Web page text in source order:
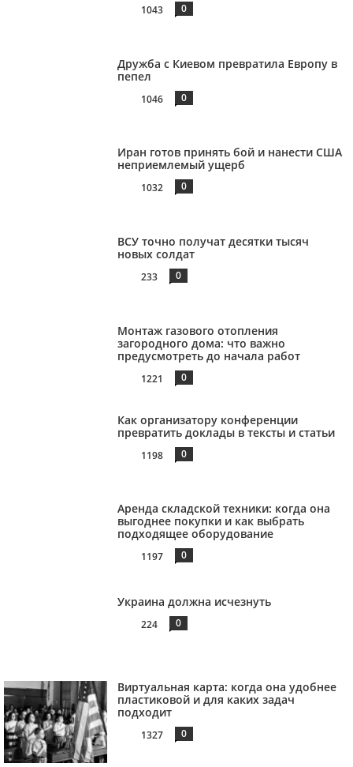
1043 0
Дружба с Киевом превратила Европу в
пепел
1046 0
Иран готов принять бой и нанести США
неприемлемый ущерб
1032 0
ВСУ точно получат десятки тысяч
новых солдат
233 0
Монтаж газового отопления
загородного дома: что важно
предусмотреть до начала работ
1221 0
Как организатору конференции
превратить доклады в тексты и статьи
1198 0
Аренда складской техники: когда она
выгоднее покупки и как выбрать
подходящее оборудование
1197 0
Украина должна исчезнуть
224 0
Виртуальная карта: когда она удобнее
пластиковой и для каких задач
подходит
1327 0